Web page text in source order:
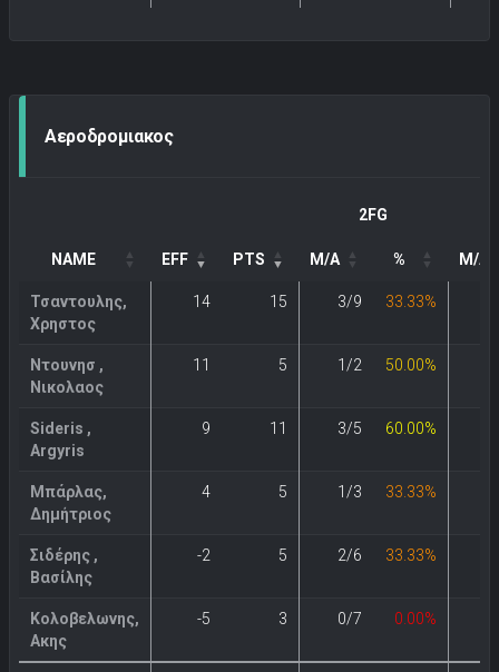
Αεροδρομιακος
2FG
NAME EFF PTS M/A % M/A
Τσαντουλης,
Χρηστος
14 15 3/9 33.33%
Ντουνησ ,
Νικολαος
11 5 1/2 50.00%
Sideris ,
Argyris
9 11 3/5 60.00%
Μπάρλας,
Δημήτριος
4 5 1/3 33.33%
Σιδέρης ,
Βασίλης
-2 5 2/6 33.33%
Κολοβελωνης,
Ακης
-5 3 0/7 0.00%